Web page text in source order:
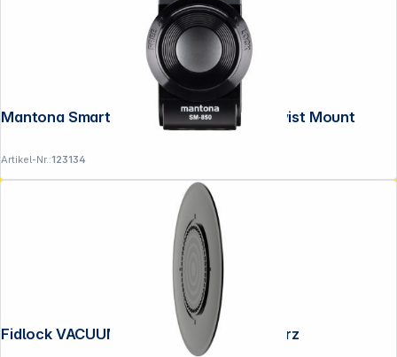
Mantona Smartphone Halter SM-850 Twist Mount
Artikel-Nr.:123134
Fidlock VACUUM uni phone patch schwarz